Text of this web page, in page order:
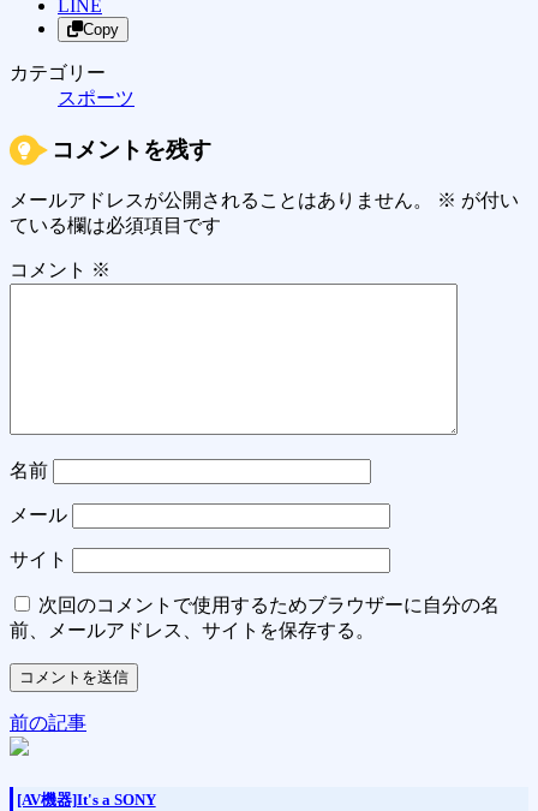
LINE
Copy
カテゴリー
スポーツ
コメントを残す
メールアドレスが公開されることはありません。 ※ が付い
ている欄は必須項目です
コメント ※
名前
メール
サイト
次回のコメントで使用するためブラウザーに自分の名
前、メールアドレス、サイトを保存する。
前の記事
[AV機器]It's a SONY